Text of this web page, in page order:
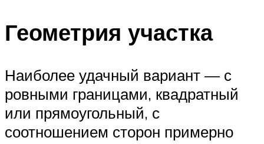
Геометрия участка
Наиболее удачный вариант — с
ровными границами, квадратный
или прямоугольный, с
соотношением сторон примерно